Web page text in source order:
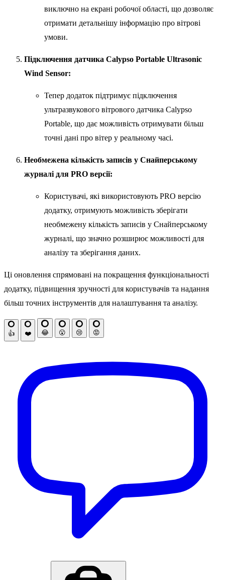
виключно на екрані робочої області, що дозволяє
отримати детальнішу інформацію про вітрові
умови.
Підключення датчика Calypso Portable Ultrasonic
Wind Sensor:
Тепер додаток підтримує підключення
ультразвукового вітрового датчика Calypso
Portable, що дає можливість отримувати більш
точні дані про вітер у реальному часі.
Необмежена кількість записів у Снайперському
журналі для PRO версії:
Користувачі, які використовують PRO версію
додатку, отримують можливість зберігати
необмежену кількість записів у Снайперському
журналі, що значно розширює можливості для
аналізу та зберігання даних.
Ці оновлення спрямовані на покращення функціональності
додатку, підвищення зручності для користувачів та надання
більш точних інструментів для налаштування та аналізу.
👍 ❤️ 😂 😮 😢 😡